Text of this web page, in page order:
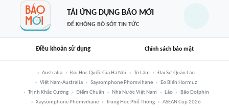
TẢI ỨNG DỤNG BÁO MỚI
ĐỂ KHÔNG BỎ SÓT TIN TỨC
Điều khoản sử dụng Chính sách bảo mật
Australia Đại Học Quốc Gia Hà Nội Tô Lâm
Đại Sứ Quán Lào
Việt Nam-Australia
Saysomphone Phomvihane
Eo Biển Hormuz
Trịnh Khắc Cường
Điểm Chuẩn Nhà Nước Việt Nam Lào
Bão Dolphin
Xaysomphone Phomvihane
Trung Học Phổ Thông
ASEAN Cup 2026